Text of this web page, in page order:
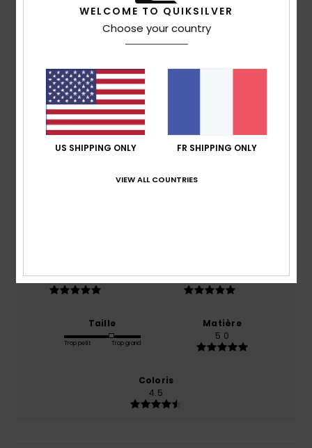
Livraison & Retours
Avis clients
Note moyenne
5.0/5
5.0
5.0
Taille
Trop petit Trop grand
Matière
5.0
Coloris
4.5
WELCOME TO QUIKSILVER
Choose your country
US SHIPPING ONLY FR SHIPPING ONLY
VIEW ALL COUNTRIES